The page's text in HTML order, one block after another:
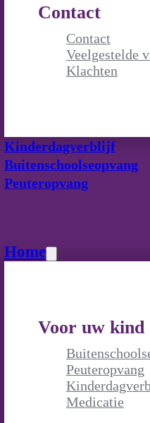
Contact
Contact
Veelgestelde
Klachten
Kinderdagverblijf
Buitenschoolseopvang
Peuteropvang
Home
Voor uw kind
Peuteropvang
Medicatie